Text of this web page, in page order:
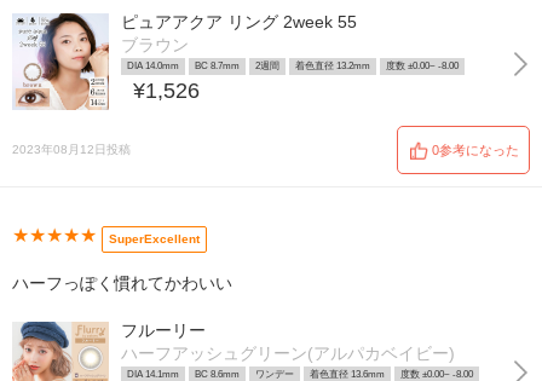
ピュアアクア リング 2week 55
ブラウン
DIA 14.0mm BC 8.7mm 2週間 着色直径 13.2mm 度数 ±0.00~ -8.00
¥1,526
2023年08月12日投稿 0参考になった
★★★★★ SuperExcellent
ハーフっぽく慣れてかわいい
フルーリー
ハーフアッシュグリーン(アルパカベイビー)
DIA 14.1mm BC 8.6mm ワンデー 着色直径 13.6mm 度数 ±0.00~ -8.00